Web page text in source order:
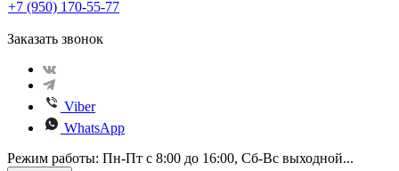
+7 (950) 170-55-77
Заказать звонок
Viber
WhatsApp
Режим работы: Пн-Пт с 8:00 до 16:00, Cб-Вс выходной...